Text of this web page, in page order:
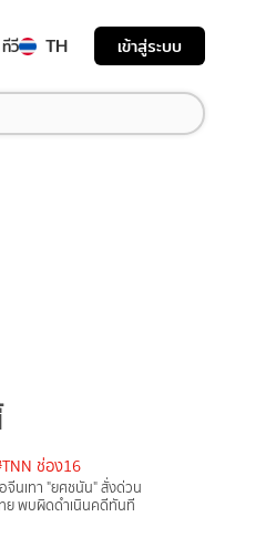
วี TH เข้าสู่ระบบ
ช่อง16
จีนเทา "ยศชนัน" สั่งด่วน
ย พบผิดดำเนินคดีทันที